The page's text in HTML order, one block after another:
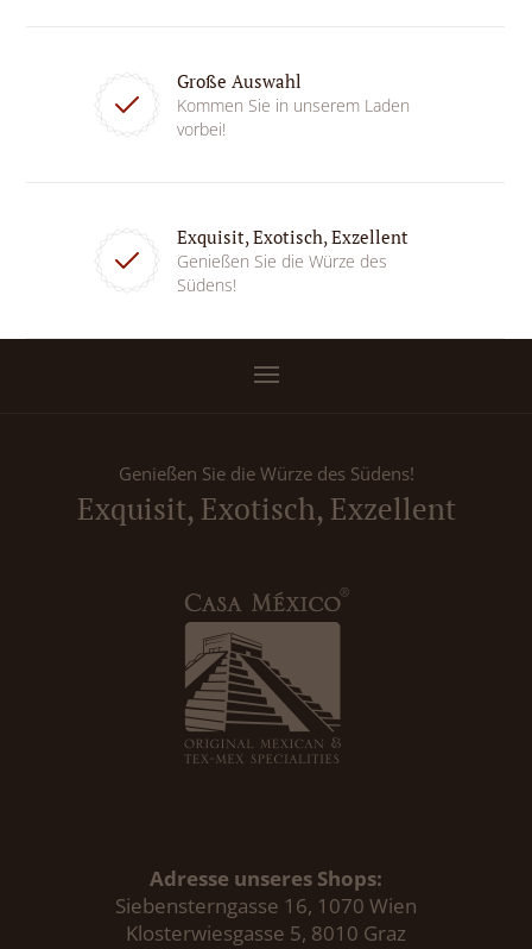
Große Auswahl
Kommen Sie in unserem Laden
vorbei!
Exquisit, Exotisch, Exzellent
Genießen Sie die Würze des
Südens!
Genießen Sie die Würze des Südens!
Exquisit, Exotisch, Exzellent
Adresse unseres Shops:
Siebensterngasse 16, 1070 Wien
Klosterwiesgasse 5, 8010 Graz